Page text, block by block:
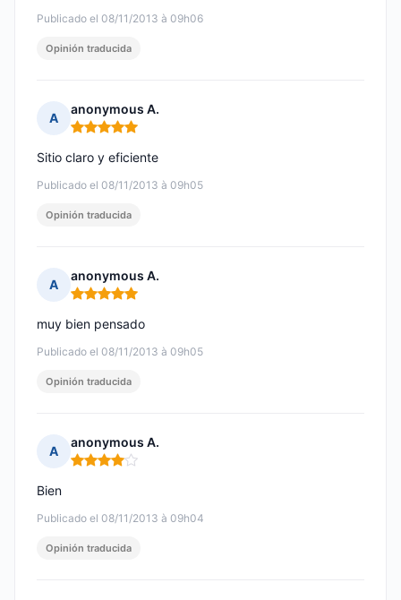
Publicado el 08/11/2013 à 09h06
Opinión traducida
A
anonymous A.
Nota: 5 de 5
Publicado el 08/11/2013 à 09h05
Sitio claro y eficiente
Opinión traducida
A
anonymous A.
Nota: 5 de 5
Publicado el 08/11/2013 à 09h05
muy bien pensado
Opinión traducida
A
anonymous A.
Nota: 4 de 5
Publicado el 08/11/2013 à 09h04
Bien
Opinión traducida